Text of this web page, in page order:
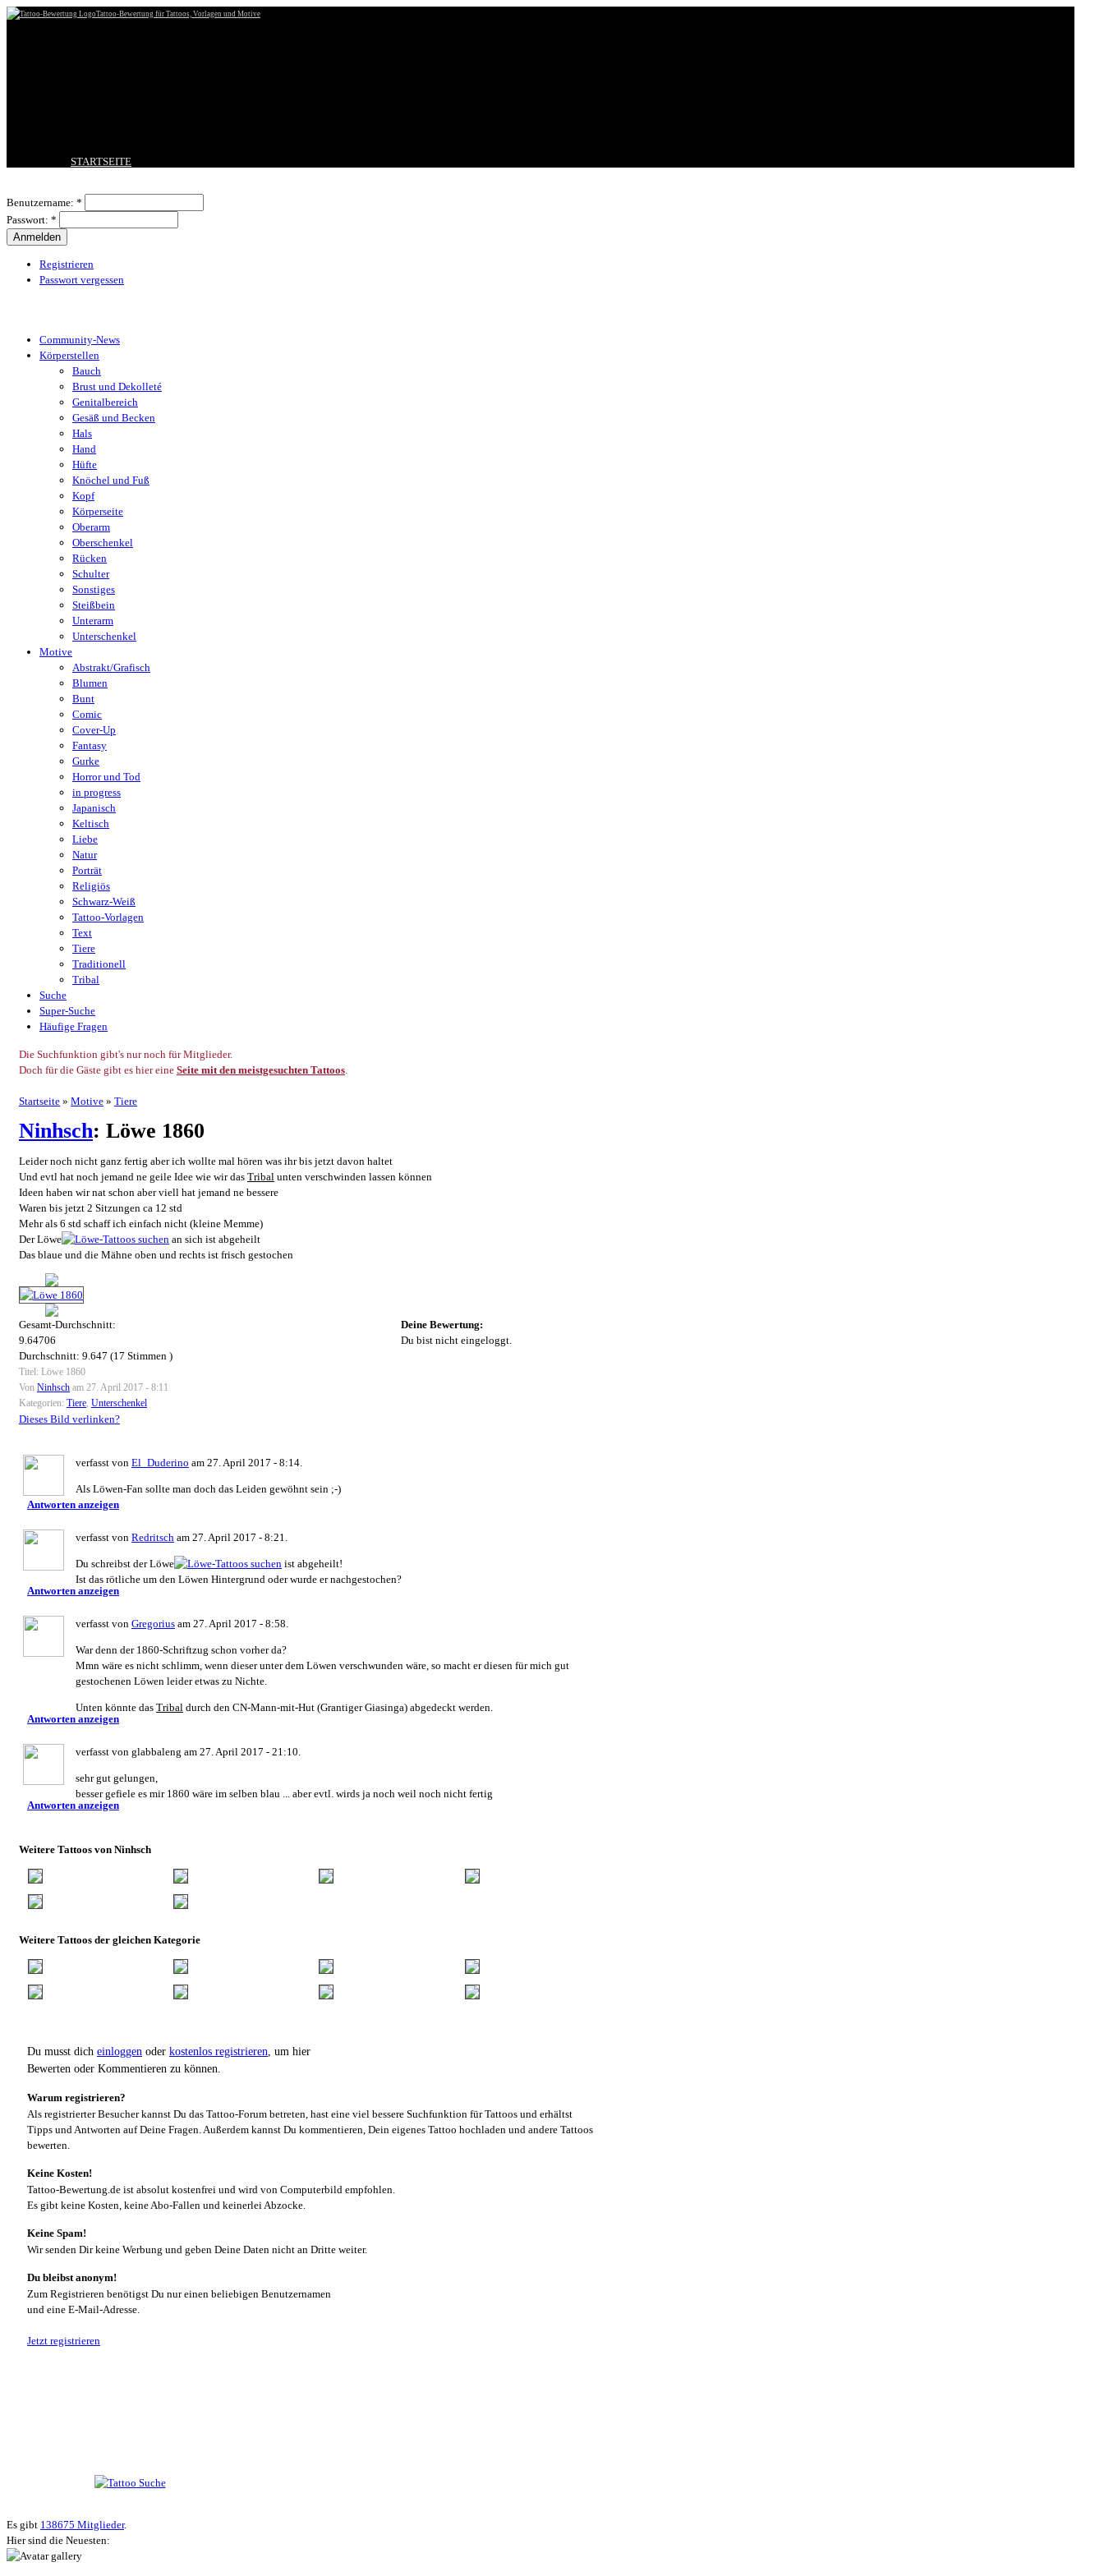
Tattoo-Bewertung für Tattoos, Vorlagen und Motive
STARTSEITE
BESTE TATTOOS
NEUESTE TATTOOS
Benutzername: *
Passwort: *
Registrieren
Passwort vergessen
Community-News
Körperstellen
Bauch
Brust und Dekolleté
Genitalbereich
Gesäß und Becken
Hals
Hand
Hüfte
Knöchel und Fuß
Kopf
Körperseite
Oberarm
Oberschenkel
Rücken
Schulter
Sonstiges
Steißbein
Unterarm
Unterschenkel
Motive
Abstrakt/Grafisch
Blumen
Bunt
Comic
Cover-Up
Fantasy
Gurke
Horror und Tod
in progress
Japanisch
Keltisch
Liebe
Natur
Porträt
Religiös
Schwarz-Weiß
Tattoo-Vorlagen
Text
Tiere
Traditionell
Tribal
Suche
Super-Suche
Häufige Fragen
Die Suchfunktion gibt's nur noch für Mitglieder.
Doch für die Gäste gibt es hier eine Seite mit den meistgesuchten Tattoos.
Startseite » Motive » Tiere
Ninhsch: Löwe 1860
Leider noch nicht ganz fertig aber ich wollte mal hören was ihr bis jetzt davon haltet
Und evtl hat noch jemand ne geile Idee wie wir das Tribal unten verschwinden lassen können
Ideen haben wir nat schon aber viell hat jemand ne bessere
Waren bis jetzt 2 Sitzungen ca 12 std
Mehr als 6 std schaff ich einfach nicht (kleine Memme)
Der Löwe
an sich ist abgeheilt
Das blaue und die Mähne oben und rechts ist frisch gestochen
Gesamt-Durchschnitt:
9.64706
Durchschnitt: 9.647 (17 Stimmen )
Deine Bewertung:
Du bist nicht eingeloggt.
Titel: Löwe 1860
Von Ninhsch am 27. April 2017 - 8:11
Kategorien: Tiere, Unterschenkel
Dieses Bild verlinken?
verfasst von El_Duderino am 27. April 2017 - 8:14.
Als Löwen-Fan sollte man doch das Leiden gewöhnt sein ;-)
Antworten anzeigen
verfasst von Redritsch am 27. April 2017 - 8:21.
Du schreibst der Löwe
ist abgeheilt!
Ist das rötliche um den Löwen Hintergrund oder wurde er nachgestochen?
Antworten anzeigen
verfasst von Gregorius am 27. April 2017 - 8:58.
War denn der 1860-Schriftzug schon vorher da?
Mmn wäre es nicht schlimm, wenn dieser unter dem Löwen verschwunden wäre, so macht er diesen für mich gut
gestochenen Löwen leider etwas zu Nichte.
Unten könnte das Tribal durch den CN-Mann-mit-Hut (Grantiger Giasinga) abgedeckt werden.
Antworten anzeigen
verfasst von glabbaleng am 27. April 2017 - 21:10.
sehr gut gelungen,
besser gefiele es mir 1860 wäre im selben blau ... aber evtl. wirds ja noch weil noch nicht fertig
Antworten anzeigen
Weitere Tattoos von Ninhsch
Weitere Tattoos der gleichen Kategorie
Du musst dich einloggen oder kostenlos registrieren , um hier
Bewerten oder Kommentieren zu können.
Warum registrieren?
Als registrierter Besucher kannst Du das Tattoo-Forum betreten, hast eine viel bessere Suchfunktion für Tattoos und erhältst
Tipps und Antworten auf Deine Fragen. Außerdem kannst Du kommentieren, Dein eigenes Tattoo hochladen und andere Tattoos
bewerten.
Keine Kosten!
Tattoo-Bewertung.de ist absolut kostenfrei und wird von Computerbild empfohlen.
Es gibt keine Kosten, keine Abo-Fallen und keinerlei Abzocke.
Keine Spam!
Wir senden Dir keine Werbung und geben Deine Daten nicht an Dritte weiter.
Du bleibst anonym!
Zum Registrieren benötigst Du nur einen beliebigen Benutzernamen
und eine E-Mail-Adresse.
Jetzt registrieren
Es gibt 138675 Mitglieder.
Hier sind die Neuesten: